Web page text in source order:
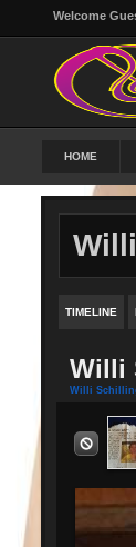
Welcome
HOME
TIMELINE
Willi
Willi